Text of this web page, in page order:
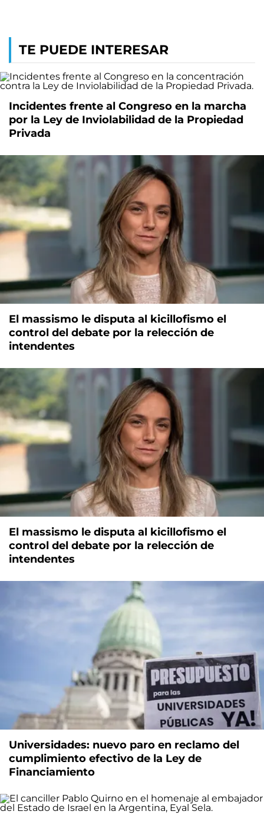
TE PUEDE INTERESAR
Incidentes frente al Congreso en la marcha
por la Ley de Inviolabilidad de la Propiedad
Privada
El massismo le disputa al kicillofismo el
control del debate por la relección de
intendentes
El massismo le disputa al kicillofismo el
control del debate por la relección de
intendentes
Universidades: nuevo paro en reclamo del
cumplimiento efectivo de la Ley de
Financiamiento